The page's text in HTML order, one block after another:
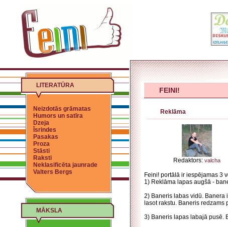
LITERATŪRA
Neizdotās grāmatas
Humors un satīra
Dzeja
Īsrindes
Pasakas
Proza
Stāsti
Raksti
Neklasificēta jaunrade
Valters Bergs
MĀKSLA
FEINI!
Reklāma
Redaktors: valcha
Feini! portālā ir iespējamas 3
1) Reklāma lapas augšā -
2) Baneris labas vidū. Banera
lasot rakstu. Baneris
3) Baneris lapas labajā pusē.